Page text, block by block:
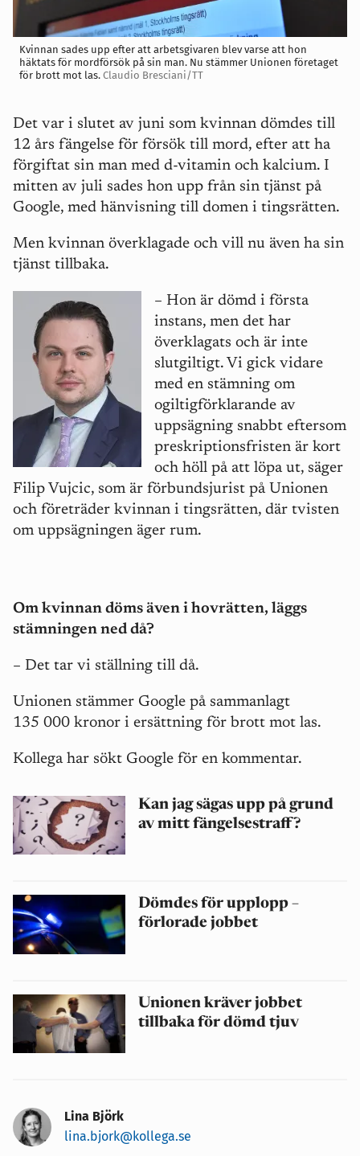
Kvinnan sades upp efter att arbetsgivaren blev varse att hon
häktats för mordförsök på sin man. Nu stämmer Unionen företaget
för brott mot las. Claudio Bresciani/TT
Det var i slutet av juni som kvinnan dömdes till
12 års fängelse för försök till mord, efter att ha
förgiftat sin man med d-vitamin och kalcium. I
mitten av juli sades hon upp från sin tjänst på
Google, med hänvisning till domen i tingsrätten.
Men kvinnan överklagade och vill nu även ha sin
tjänst tillbaka.
– Hon är dömd i första
instans, men det har
överklagats och är inte
slutgiltigt. Vi gick vidare
med en stämning om
ogiltigförklarande av
uppsägning snabbt eftersom
preskriptionsfristen är kort
och höll på att löpa ut, säger
Filip Vujcic, som är förbundsjurist på Unionen
och företräder kvinnan i tingsrätten, där tvisten
om uppsägningen äger rum.
Om kvinnan döms även i hovrätten, läggs
stämningen ned då?
– Det tar vi ställning till då.
Unionen stämmer Google på sammanlagt
135 000 kronor i ersättning för brott mot las.
Kollega har sökt Google för en kommentar.
Kan jag sägas upp på grund
av mitt fängelsestraff?
Dömdes för upplopp –
förlorade jobbet
Unionen kräver jobbet
tillbaka för dömd tjuv
Lina Björk
lina.bjork@kollega.se